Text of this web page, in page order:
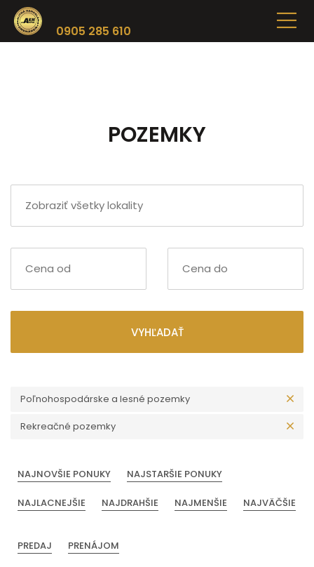
0905 285 610
POZEMKY
VYHĽADAŤ
Poľnohospodárske a lesné pozemky
Rekreačné pozemky
NAJNOVŠIE PONUKY NAJSTARŠIE PONUKY
NAJLACNEJŠIE NAJDRAHŠIE NAJMENŠIE NAJVÄČŠIE
PREDAJ PRENÁJOM